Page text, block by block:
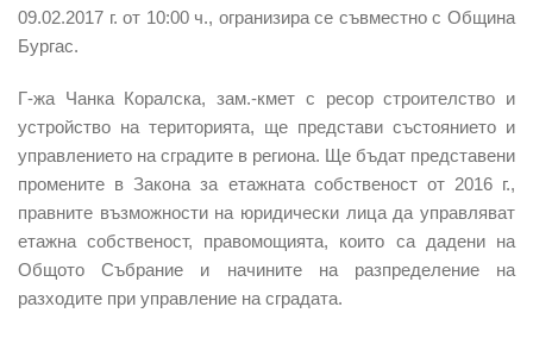
09.02.2017 г. от 10:00 ч., огранизира се съвместно с Община
Бургас.
Г-жа Чанка Коралска, зам.-кмет с ресорстроителство и
устройство на територията, ще представи състоянието и
управлението на сградите в региона. Ще бъдат представени
промените в Закона за етажната собственост от 2016 г.,
правните възможности на юридически лица да управляват
етажна собственост, правомощията, които са дадени на
Общото Събрание и начините на разпределение на
разходите при управление на сградата.